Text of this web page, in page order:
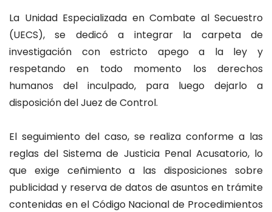
La Unidad Especializada en Combate al Secuestro
(UECS), se dedicó a integrar la carpeta de
investigación con estricto apego a la ley y
respetando en todo momento los derechos
humanos del inculpado, para luego dejarlo a
disposición del Juez de Control.
El seguimiento del caso, se realiza conforme a las
reglas del Sistema de Justicia Penal Acusatorio, lo
que exige ceñimiento a las disposiciones sobre
publicidad y reserva de datos de asuntos en trámite
contenidas en el Código Nacional de Procedimientos